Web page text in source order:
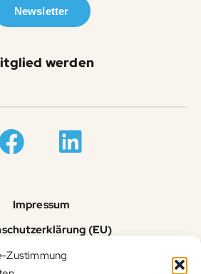
Zustimmung
Newsletter
werden
Impressum
(EU)
Richtlinie (EU)